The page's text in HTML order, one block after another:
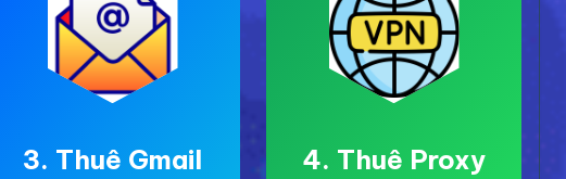
3. Thuê Gmail 4. Thuê Proxy